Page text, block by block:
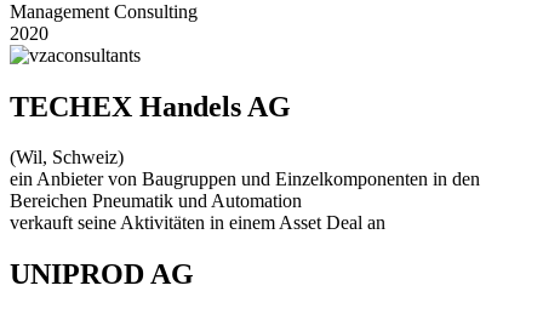
Management Consulting
2020
TECHEX Handels AG
(Wil, Schweiz)
ein Anbieter von Baugruppen und Einzelkomponenten in den
Bereichen Pneumatik und Automation
verkauft seine Aktivitäten in einem Asset Deal an
UNIPROD AG